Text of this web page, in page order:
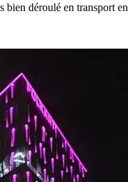
bien déroulé en transport en